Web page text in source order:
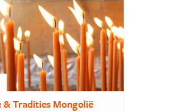
& Tradities Mongolië